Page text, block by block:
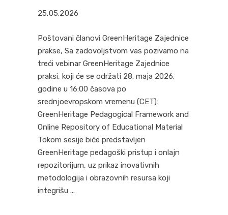
25.05.2026
Poštovani članovi GreenHeritage Zajednice
prakse, Sa zadovoljstvom vas pozivamo na
treći vebinar GreenHeritage Zajednice
praksi, koji će se održati 28. maja 2026.
godine u 16:00 časova po
srednjoevropskom vremenu (CET):
GreenHeritage Pedagogical Framework and
Online Repository of Educational Material
Tokom sesije biće predstavljen
GreenHeritage pedagoški pristup i onlajn
repozitorijum, uz prikaz inovativnih
metodologija i obrazovnih resursa koji
integrišu